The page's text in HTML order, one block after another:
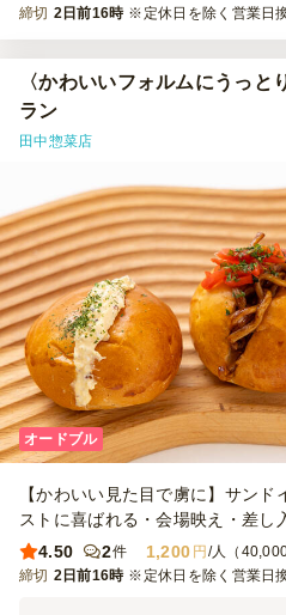
締切 2日前16時 ※定休日を除く営業日
〈かわいいフォルムにうっと
ラン
田中惣菜店
オードブル
【かわいい見た目で虜に】サン
ストに喜ばれる・会場映え・差し
4.50
2件 1,200 円 /人（40,000
締切 2日前16時 ※定休日を除く営業日